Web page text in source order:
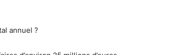
annuel ?